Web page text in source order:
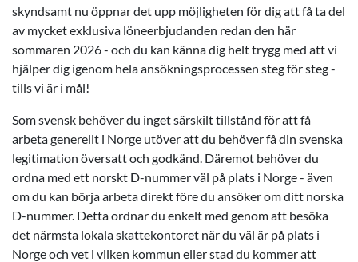
skyndsamt nu öppnar det upp möjligheten för dig att få ta del
av mycket exklusiva löneerbjudanden redan den här
sommaren 2026 - och du kan känna dig helt trygg med att vi
hjälper dig igenom hela ansökningsprocessen steg för steg -
tills vi är i mål!
Som svensk behöver du inget särskilt tillstånd för att få
arbeta generellt i Norge utöver att du behöver få din svenska
legitimation översatt och godkänd. Däremot behöver du
ordna med ett norskt D-nummer väl på plats i Norge - även
om du kan börja arbeta direkt före du ansöker om ditt norska
D-nummer. Detta ordnar du enkelt med genom att besöka
det närmsta lokala skattekontoret när du väl är på plats i
Norge och vet i vilken kommun eller stad du kommer att